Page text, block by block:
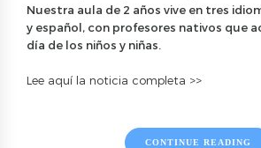
Nuestra aula de 2 años vive en tres
y español, con profesores nativos que
día de los niños y niñas.
Lee aquí la noticia completa >>
CONTINUE READING